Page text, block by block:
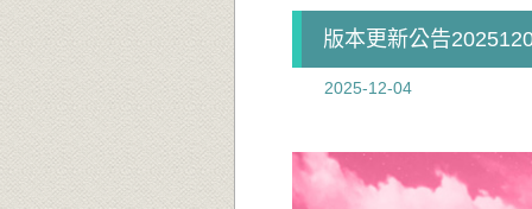
版本更新公告
2025-12-04